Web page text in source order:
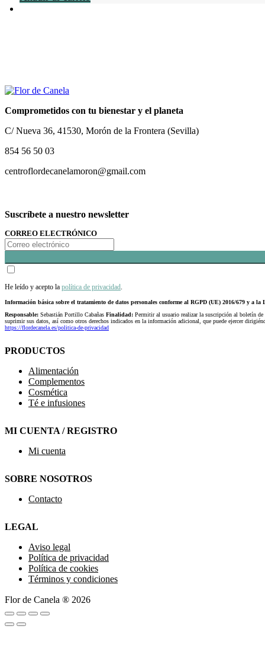
Comprometidos con tu bienestar y el planeta
C/ Nueva 36, 41530, Morón de la Frontera (Sevilla)
854 56 50 03
centroflordecanelamoron@gmail.com
Suscríbete a nuestro newsletter
CORREO ELECTRÓNICO
He leído y acepto la política de privacidad.
Información básica sobre el tratamiento de datos personales conforme al RGPD (UE) 2016/679 y a la
Responsable: Sebastián Portillo Cabañas Finalidad: Permitir al usuario realizar la suscripción al boletín
suprimir sus datos, así como otros derechos indicados en la información adicional, que puede ejercer
https://flordecanela.es/politica-de-privacidad
PRODUCTOS
Alimentación
Complementos
Cosmética
Té e infusiones
MI CUENTA / REGISTRO
Mi cuenta
SOBRE NOSOTROS
Contacto
LEGAL
Aviso legal
Política de privacidad
Política de cookies
Términos y condiciones
Flor de Canela ® 2026